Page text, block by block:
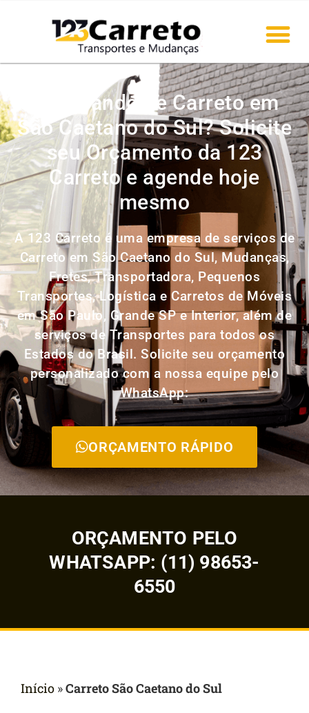
Precisando de Carreto em
São Caetano do Sul? Solicite
seu Orçamento da 123
Carreto e agende hoje
mesmo
A 123 Carreto é uma empresa de serviços de
Carreto em São Caetano do Sul, Mudanças,
Fretes, Transportadora, Pequenos
Transportes, Logística e Carretos de Móveis
em São Paulo, Grande SP e Interior, além de
serviços de Transportes para todos os
Estados do Brasil. Solicite seu orçamento
personalizado com a nossa equipe pelo
WhatsApp:
ORÇAMENTO RÁPIDO
ORÇAMENTO PELO
WHATSAPP: (11) 98653-
6550
Início »Carreto São Caetano do Sul